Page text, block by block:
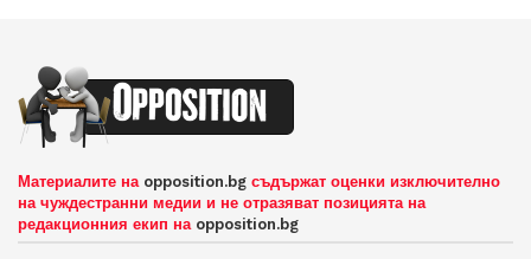
Материалите на opposition.bg съдържат оценки изключително
на чуждестранни медии и не отразяват позицията на
редакционния екип на opposition.bg